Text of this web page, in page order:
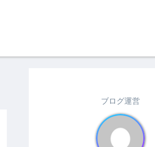
ブログ運営